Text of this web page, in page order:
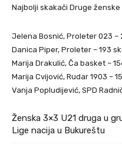
Najbolji skakači Druge ženske
Jelena Bosnić, Proleter 023 –
Danica Piper, Proleter – 193
Marija Drakulić, Ča basket –
Marija Cvijović, Rudar 1903 –
Vanja Popludijević, SPD
Ženska 3×3 U21 druga u
Lige nacija u Bukureštu